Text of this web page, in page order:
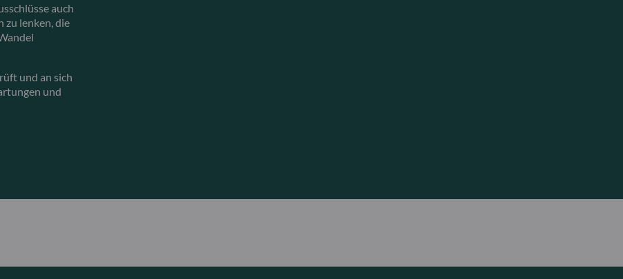
auch
zu lenken, die
und an sich
und